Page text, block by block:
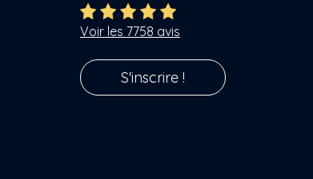
Voir les 7758 avis
S'inscrire !